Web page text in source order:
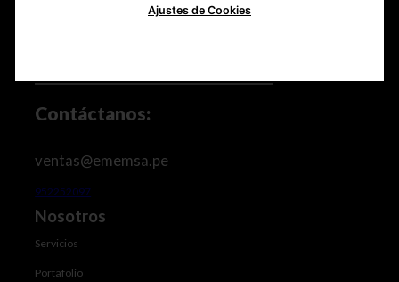
equipos mineros e industriales, trabajos de maestranza
Contáctanos:
ventas@ememsa.pe
952252097
Nosotros
Servicios
Portafolio
Ajustes de Cookies